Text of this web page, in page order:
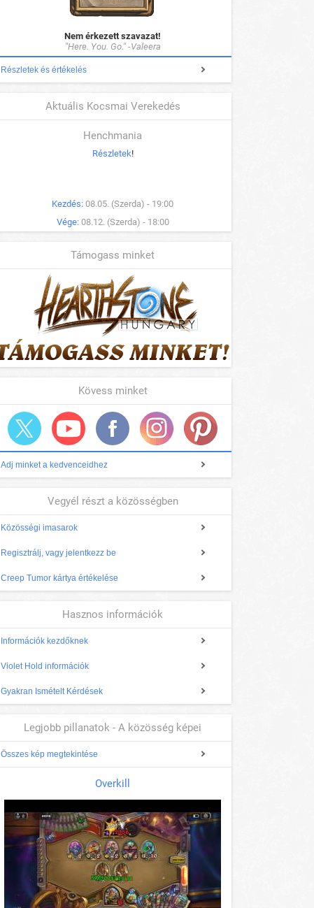
Nem érkezett szavazat!
"Here. You. Go." -Valeera
Részletek és értékelés
Aktuális Kocsmai Verekedés
Henchmania
Részletek!
Kezdés: 08.05. (Szerda) - 19:00
Vége: 08.12. (Szerda) - 18:00
Támogass minket
Kövess minket
Adj minket a kedvenceidhez
Vegyél részt a közösségben
Közösségi imasarok
Regisztrálj, vagy jelentkezz be
Creep Tumor kártya értékelése
Hasznos információk
Információk kezdőknek
Violet Hold információk
Gyakran Ismételt Kérdések
Legjobb pillanatok - A közösség képei
Összes kép megtekintése
Overkill